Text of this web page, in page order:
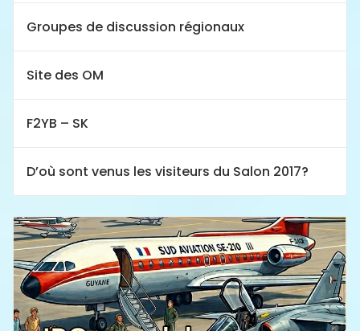
Groupes de discussion régionaux
Site des OM
F2YB – SK
D’où sont venus les visiteurs du Salon 2017?